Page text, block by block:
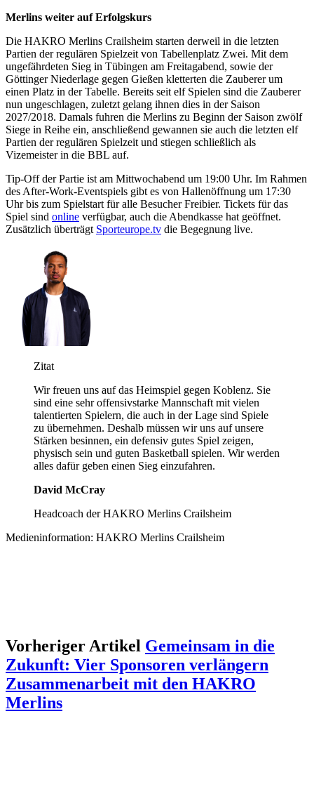
Merlins weiter auf Erfolgskurs
Die HAKRO Merlins Crailsheim starten derweil in die letzten
Partien der regulären Spielzeit von Tabellenplatz Zwei. Mit dem
ungefährdeten Sieg in Tübingen am Freitagabend, sowie der
Göttinger Niederlage gegen Gießen kletterten die Zauberer um
einen Platz in der Tabelle. Bereits seit elf Spielen sind die Zauberer
nun ungeschlagen, zuletzt gelang ihnen dies in der Saison
2027/2018. Damals fuhren die Merlins zu Beginn der Saison zwölf
Siege in Reihe ein, anschließend gewannen sie auch die letzten elf
Partien der regulären Spielzeit und stiegen schließlich als
Vizemeister in die BBL auf.
Tip-Off der Partie ist am Mittwochabend um 19:00 Uhr. Im Rahmen
des After-Work-Eventspiels gibt es von Hallenöffnung um 17:30
Uhr bis zum Spielstart für alle Besucher Freibier. Tickets für das
Spiel sind online verfügbar, auch die Abendkasse hat geöffnet.
Zusätzlich überträgt Sporteurope.tv die Begegnung live.
Zitat
Wir freuen uns auf das Heimspiel gegen Koblenz. Sie
sind eine sehr offensivstarke Mannschaft mit vielen
talentierten Spielern, die auch in der Lage sind Spiele
zu übernehmen. Deshalb müssen wir uns auf unsere
Stärken besinnen, ein defensiv gutes Spiel zeigen,
physisch sein und guten Basketball spielen. Wir werden
alles dafür geben einen Sieg einzufahren.
David McCray
Headcoach der HAKRO Merlins Crailsheim
Medieninformation: HAKRO Merlins Crailsheim
Vorheriger Artikel Gemeinsam in die
Zukunft: Vier Sponsoren verlängern
Zusammenarbeit mit den HAKRO
Merlins